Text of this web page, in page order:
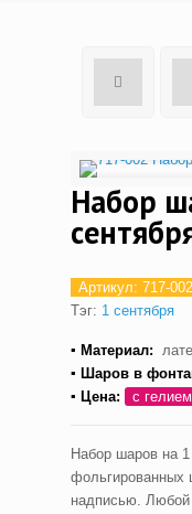
Набор
Артикул: 717-002
Тэг: 1 сентября
▪ Материал:
▪ Шаров в
▪ Цена:
с гелием
Набор шаров на 1
фольгированных
надписью.